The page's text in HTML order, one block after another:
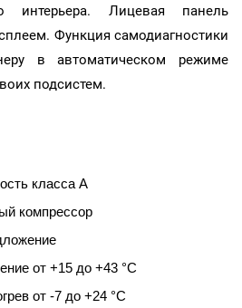
интерьера. Лицевая панель
Функция самодиагностики
в автоматическом режиме
подсистем.
класса А
компрессор
от +15 до +43 °C
от -7 до +24 °C